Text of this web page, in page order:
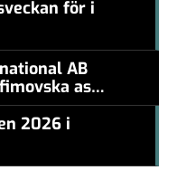
för i
AB
as
2026 i